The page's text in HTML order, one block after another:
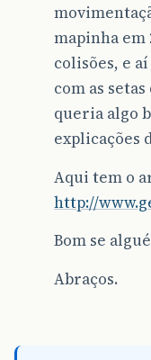
mapinha
colisões, e
com as
queria algo
explicações
Aqui tem o
http://
Bom se
Abraços.